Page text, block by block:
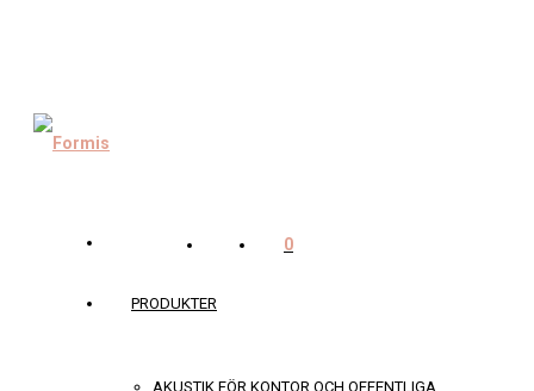
PRODUKTER
AKUSTIK FÖR KONTOR OCH OFFENTLIGA
0